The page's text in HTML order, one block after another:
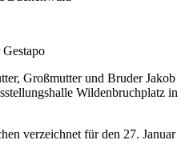
Großmutter und Bruder Jakob
Wildenbruchplatz in
verzeichnet für den 27. Januar